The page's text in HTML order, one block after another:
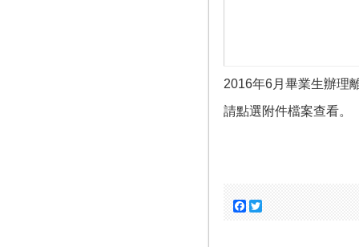
2016年6月畢業生辦理
請點選附件檔案查看。
Facebook